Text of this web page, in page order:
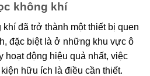
không khí
khí đã trở thành một thiết bị quen
đặc biệt là ở những khu vực ô
hoạt động hiệu quả nhất, việc
hữu ích là điều cần thiết.